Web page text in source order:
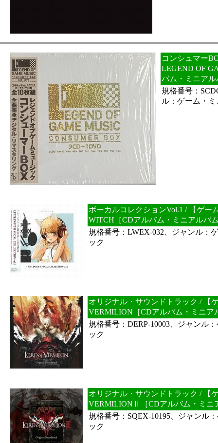
コンシュマー
LEGEND OF
バム・ミニアル
規格番号：
ル：ゲーム・
ボーカルコレクションVol.1 / 【ゲー
WITCH［CDアルバム・ミニアルバ
規格番号：LWEX-032、ジャンル：
ック
オリジナル・サウンドトラック / 【
VERMILION［CDアルバム・ミニア
規格番号：DERP-10003、ジャンル
ック
オリジナル・サウンドトラック / 【
VERMILIONⅡ［CDアルバム・ミニ
規格番号：SQEX-10195、ジャンル
ック